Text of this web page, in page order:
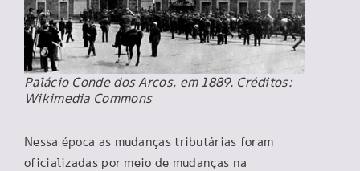
Palácio Conde dos Arcos, em 1889. Créditos:
Wikimedia Commons
Nessa época as mudanças tributárias foram
oficializadas por meio de mudanças na